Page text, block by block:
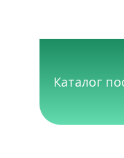
Каталог